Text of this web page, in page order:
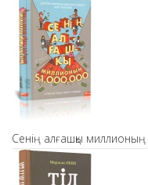
Сенің алғашқы миллионың